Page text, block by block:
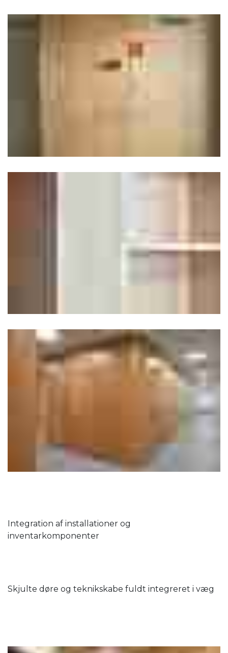
Integration af installationer og
inventarkomponenter
Skjulte døre og teknikskabe fuldt integreret i væg